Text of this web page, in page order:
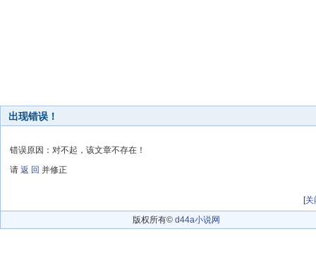
出现错误！
错误原因：对不起，该文章不存在！
请 返 回 并修正
[关
版权所有© d44a小说网